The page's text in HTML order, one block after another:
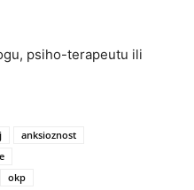
psiho-terapeutu ili
anksioznost
okp